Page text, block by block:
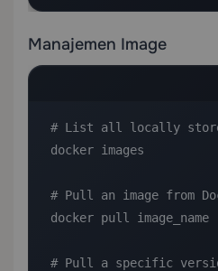
Manajemen Image
# List all locally
docker images
# Pull an image from
docker pull image_name
# Pull a specific